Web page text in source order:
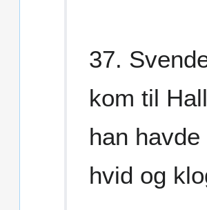
37.
kom til
han
hvid og